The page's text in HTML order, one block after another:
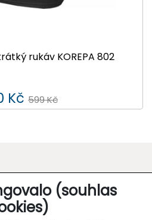
(souhlas
rukáv KOREPA 802
Kč 599 Kč